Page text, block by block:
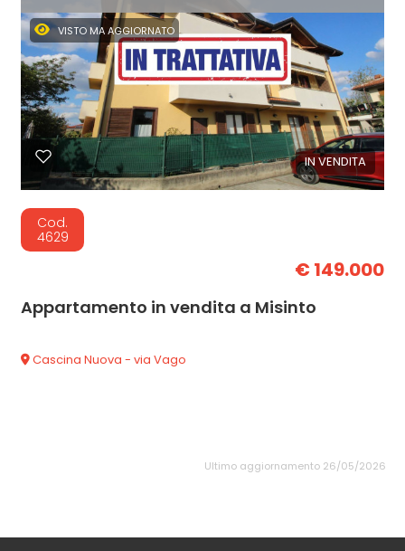
IN VENDITA
VISTO MA AGGIORNATO
Cod.
4629
€ 149.000
Appartamento in vendita a Misinto
Cascina Nuova - via Vago
Ultimo aggiornamento 26/05/2026